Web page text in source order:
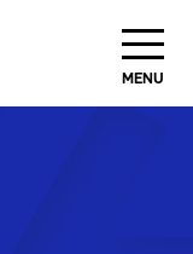
MENU